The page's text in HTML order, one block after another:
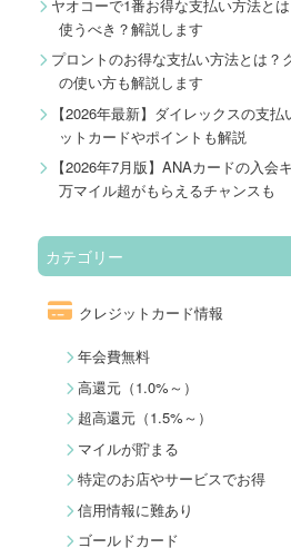
ヤオコーで1番お得な支払い方法と
使うべき？解説します
プロントのお得な支払い方法とは？
の使い方も解説します
【2026年最新】ダイレックスの支
ットカードやポイントも解説
【2026年7月版】ANAカードの入会
万マイル超がもらえるチャンスも
カテゴリー
クレジットカード情報
年会費無料
高還元（1.0%～）
超高還元（1.5%～）
マイルが貯まる
特定のお店やサービスでお得
信用情報に難あり
ゴールドカード